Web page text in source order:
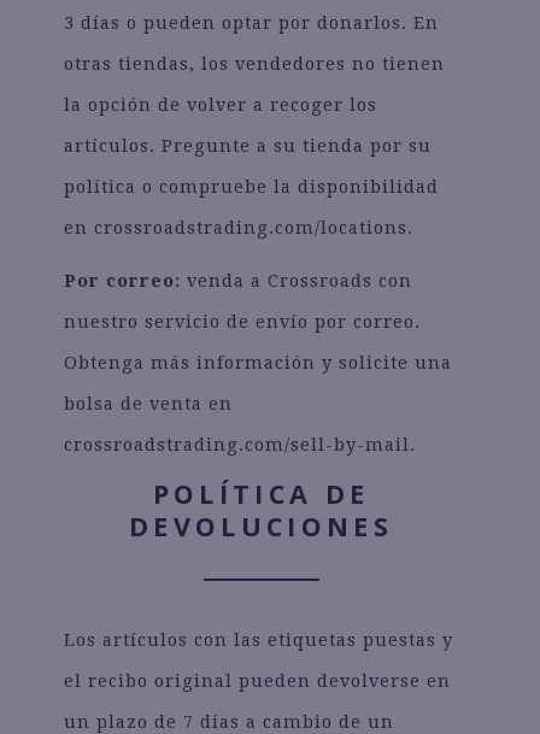
3 días o pueden optar por donarlos. En
otras tiendas, los vendedores no tienen
la opción de volver a recoger los
artículos. Pregunte a su tienda por su
política o compruebe la disponibilidad
en crossroadstrading.com/locations.
Por correo: venda a Crossroads con
nuestro servicio de envío por correo.
Obtenga más información y solicite una
bolsa de venta en
crossroadstrading.com/sell-by-mail.
POLÍTICA DE
DEVOLUCIONES
Los artículos con las etiquetas puestas y
el recibo original pueden devolverse en
un plazo de 7 días a cambio de un